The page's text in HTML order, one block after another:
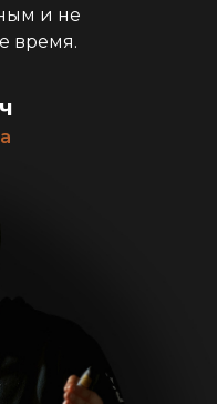
и не
время.